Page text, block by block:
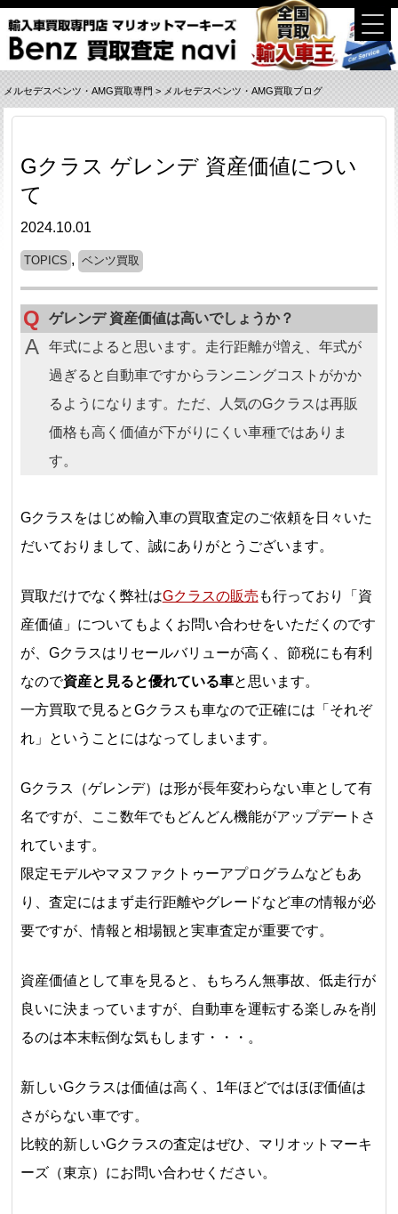
メルセデスベンツ・AMG買取専門 > メルセデスベンツ・AMG買取ブログ
Gクラス ゲレンデ 資産価値につい
て
2024.10.01
TOPICS , ベンツ買取
ゲレンデ 資産価値は高いでしょうか？
年式によると思います。走行距離が増え、年式が
過ぎると自動車ですからランニングコストがかか
るようになります。ただ、人気のGクラスは再販
価格も高く価値が下がりにくい車種ではありま
す。
Gクラスをはじめ輸入車の買取査定のご依頼を日々いた
だいておりまして、誠にありがとうございます。
買取だけでなく弊社はGクラスの販売 も行っており「資
産価値」についてもよくお問い合わせをいただくのです
が、Gクラスはリセールバリューが高く、節税にも有利
なので資産と見ると優れている車と思います。
一方買取で見るとGクラスも車なので正確には「それぞ
れ」ということにはなってしまいます。
Gクラス（ゲレンデ）は形が長年変わらない車として有
名ですが、ここ数年でもどんどん機能がアップデートさ
れています。
限定モデルやマヌファクトゥーアプログラムなどもあ
り、査定にはまず走行距離やグレードなど車の情報が必
要ですが、情報と相場観と実車査定が重要です。
資産価値として車を見ると、もちろん無事故、低走行が
良いに決まっていますが、自動車を運転する楽しみを削
るのは本末転倒な気もします・・・。
新しいGクラスは価値は高く、1年ほどではほぼ価値は
さがらない車です。
比較的新しいGクラスの査定はぜひ、マリオットマーキ
ーズ（東京）にお問い合わせください。